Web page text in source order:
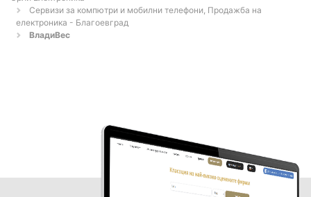
Сервизи за компютри и мобилни телефони, Продажба на
електроника - Благоевград
ВладиВес